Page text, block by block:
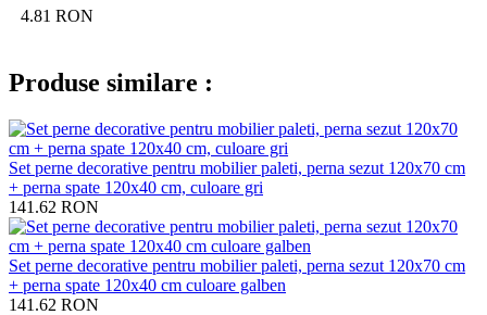
4.81 RON
Produse similare :
Set perne decorative pentru mobilier paleti, perna sezut 120x70 cm
+ perna spate 120x40 cm, culoare gri
141.62 RON
Set perne decorative pentru mobilier paleti, perna sezut 120x70 cm
+ perna spate 120x40 cm culoare galben
141.62 RON